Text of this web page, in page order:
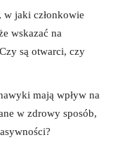
w jaki członkowie
wskazać⁣ na
są otwarci, czy
mają ⁣wpływ na⁣
w zdrowy sposób,